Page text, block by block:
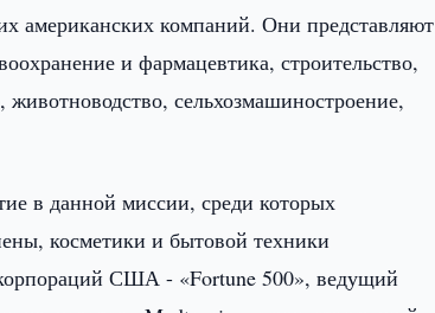
американских компаний. Они представляют
и фармацевтика, строительство,
животноводство, сельхозмашиностроение,
в данной миссии, среди которых
косметики и бытовой техники
США - «Fortune 500», ведущий